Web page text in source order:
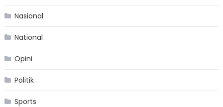
Nasional
National
Opini
Politik
Sports